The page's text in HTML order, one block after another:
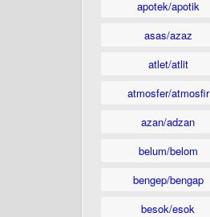
apotek/apotik
asas/azaz
atlet/atlit
atmosfer/atmosfir
azan/adzan
belum/belom
bengep/bengap
besok/esok